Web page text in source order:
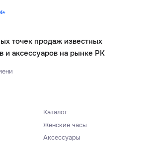
точек продаж известных
и аксессуаров на рынке РК
Каталог
Женские часы
Аксессуары